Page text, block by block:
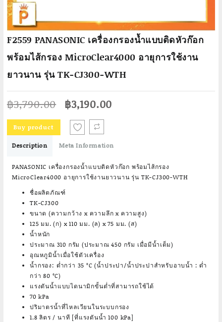
F2559 PANASONIC เครื่องกรองน้ำแบบติดหัวก๊อก
พร้อมไส้กรอง MicroClear4000 อายุการใช้งาน
ยาวนาน รุ่น TK-CJ300-WTH
฿3,790.00 Original
price
was:
฿3,790.00.
฿3,190.00
Buy product
Description Meta Information
PANASONIC เครื่องกรองน้ำแบบติดหัวก๊อก พร้อมไส้กรอง
MicroClear4000 อายุการใช้งานยาวนาน รุ่น TK-CJ300-WTH
ชื่อผลิตภัณฑ์
TK-CJ300
ขนาด (ความกว้าง x ความลึก x ความสูง)
125 มม. (ก) x 110 มม. (ล) x 75 มม. (ส)
น้ำหนัก
ประมาณ 310 กรัม (ประมาณ 450 กรัม เมื่อมีน้ำเต็ม)
อุณหภูมิน้ำเมื่อใช้ตัวเครื่อง
น้ำกรอง: ต่ำกว่า 35 °C (น้ำประปา/น้ำประปาสำหรับอาบน้ำ : ต่ำ
กว่า 80 °C)
แรงดันน้ำแบบไดนามิกขั้นต่ำที่สามารถใช้ได้
70 kPa
ปริมาตรน้ำที่ไหลเวียนในระบบกรอง
1.8 ลิตร / นาที [ที่แรงดันน้ำ 100 kPa]